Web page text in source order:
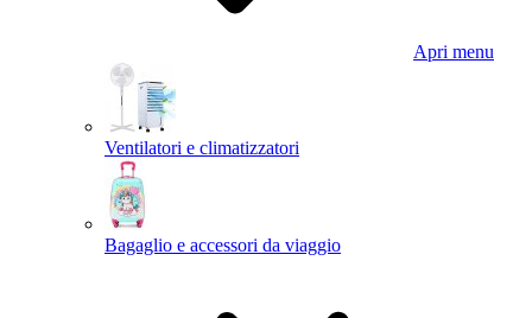
Apri menu
Ventilatori e climatizzatori
Bagaglio e accessori da viaggio